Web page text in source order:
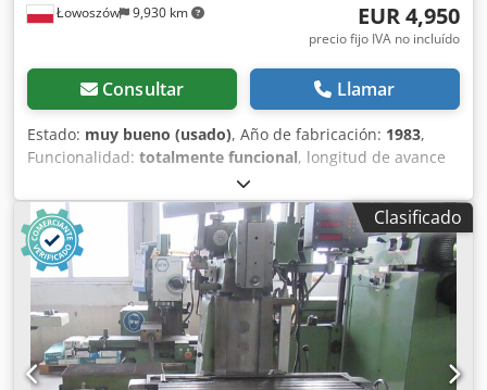
Łowoszów 9,930 km EUR 4,950
precio fijo IVA no incluído
Consultar Llamar
Estado: muy bueno (usado), Año de fabricación: 1983,
Funcionalidad: totalmente funcional, longitud de avance
, recorrido eje X:
Y:400 mm, recorrido del eje Z:400 mm, Fresadora
metálica DECKEL, modelo FP4 NC, con control Heidenhein,
fabricada en 1983, se ofrece con una amplia variedad de
herramientas. Csdpozg Axmsfx Ahmsrf
Clasificado